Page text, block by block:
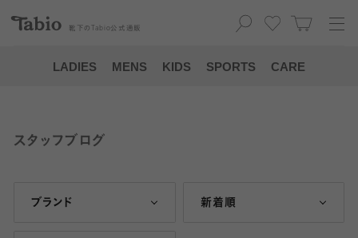
靴下の Tabio 公式通販
LADIES MENS KIDS SPORTS CARE
スタッフブログ
ブランド 新着順